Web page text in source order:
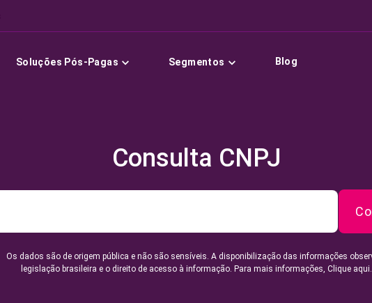
Soluções Pós-Pagas Segmentos Blog
Consulta CNPJ
Os dados são de origem pública e não são sensíveis. A disponibilização das informações
legislação brasileira e o direito de acesso à informação. Para mais informações, Clique aqui.